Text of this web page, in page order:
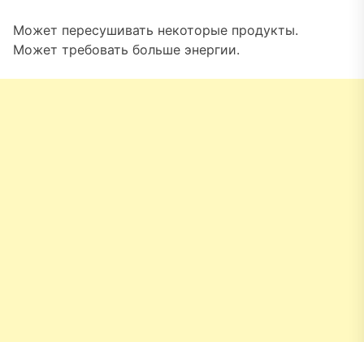
Может пересушивать некоторые продукты.
Может требовать больше энергии.